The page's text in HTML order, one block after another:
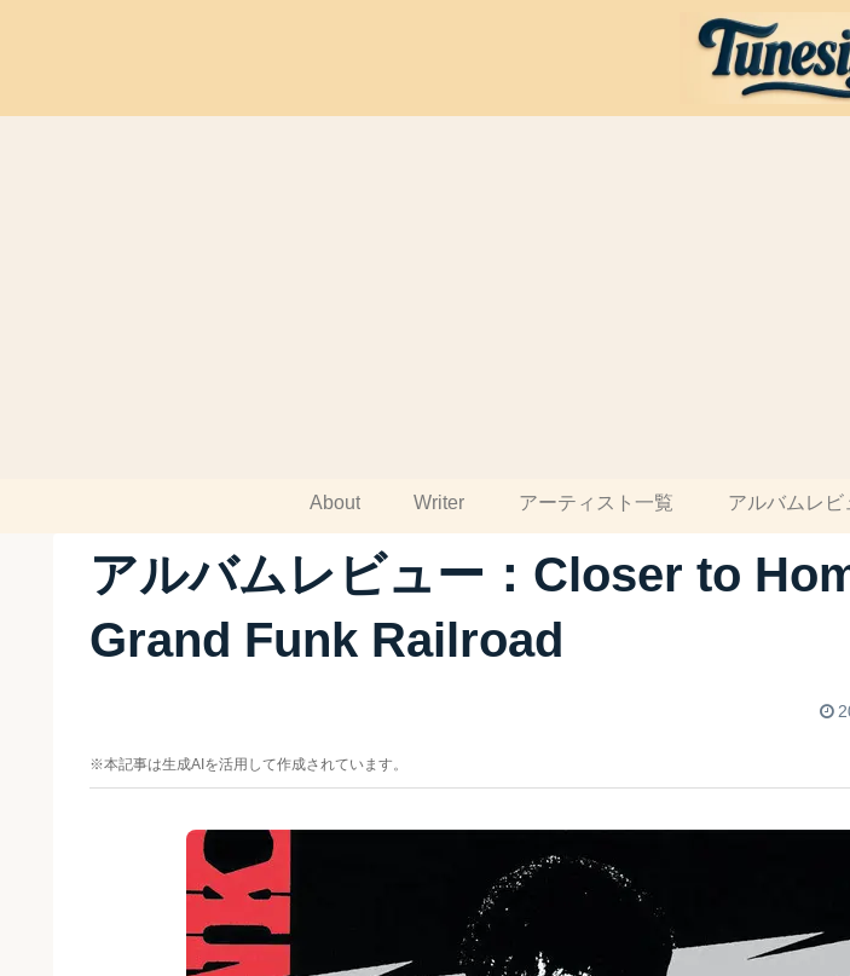
About Writer アーティスト一覧 アルバムレビ
アルバムレビュー：Closer to
Grand Funk Railroad
※本記事は生成AIを活用して作成されています。